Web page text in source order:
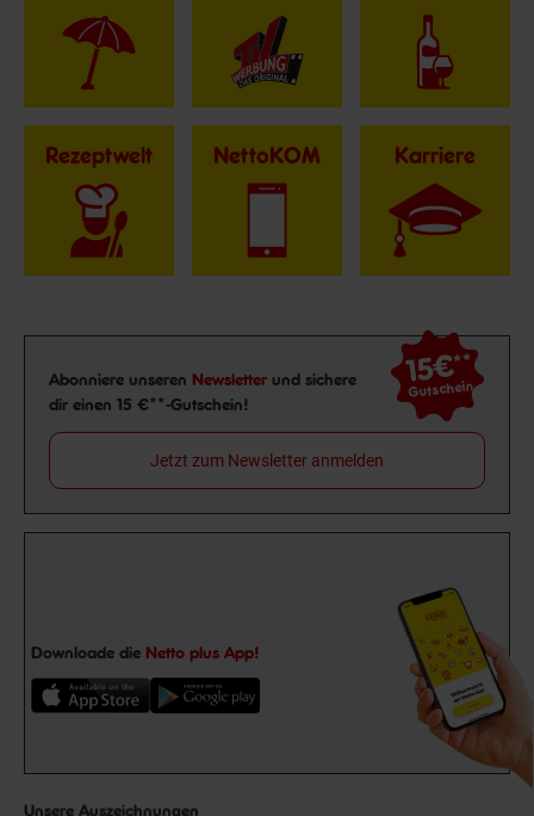
Rezeptwelt NettoKOM Karriere
Newsletter Anmeldung
Abonniere unseren Newsletter und sichere
dir einen 15 €**-Gutschein!
15€**
Gutschein
Jetzt zum Newsletter anmelden
Downloade die Netto plus App!
Unsere Auszeichnungen